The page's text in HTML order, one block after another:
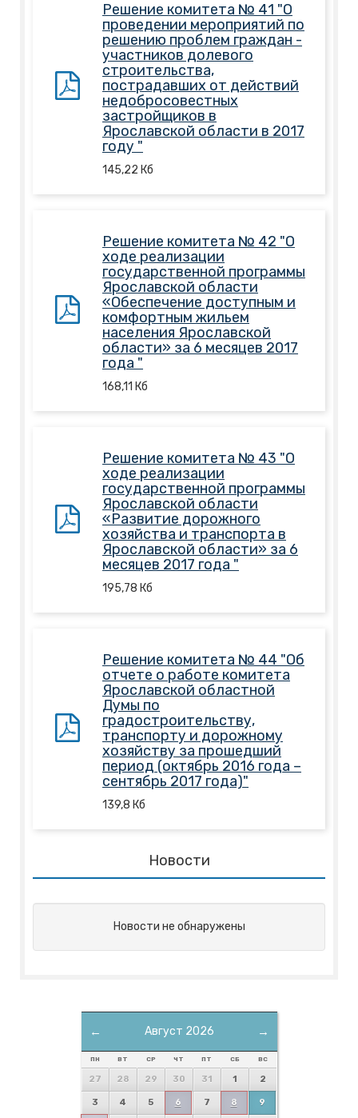
Решение комитета № 41 "О
проведении мероприятий по
решению проблем граждан -
участников долевого
строительства,
пострадавших от действий
недобросовестных
застройщиков в
Ярославской области в 2017
году "
145,22 Кб
Решение комитета № 42 "О
ходе реализации
государственной программы
Ярославской области
«Обеспечение доступным и
комфортным жильем
населения Ярославской
области» за 6 месяцев 2017
года "
168,11 Кб
Решение комитета № 43 "О
ходе реализации
государственной программы
Ярославской области
«Развитие дорожного
хозяйства и транспорта в
Ярославской области» за 6
месяцев 2017 года "
195,78 Кб
Решение комитета № 44 "Об
отчете о работе комитета
Ярославской областной
Думы по
градостроительству,
транспорту и дорожному
хозяйству за прошедший
период (октябрь 2016 года –
сентябрь 2017 года)"
139,8 Кб
Новости
Новости не обнаружены
← →
Август 2026
ПН ВТ СР ЧТ ПТ СБ ВС
27 28 29 30 31 1 2
3 4 5 6 7 8 9